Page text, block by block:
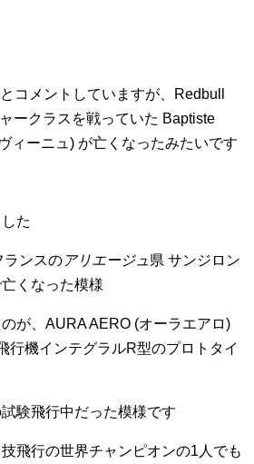
コメントしていますが、Redbull
ークラスを戦っていた Baptiste
ィーニュ ) が亡くなったみたいです
た
ランスの アリエージュ 県 サンジロン
くなった模様
が、AURA AERO (オーラエアロ)
行機インテグラルR型のプロトタイ
験飛行中だった模様です
技飛行の世界チャンピオンの1人でも